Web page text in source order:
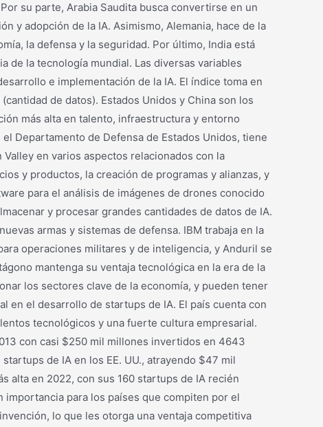
su parte, Arabia Saudita busca convertirse en un
y adopción de la IA. Asimismo, Alemania, hace de la
la defensa y la seguridad. Por último, India está
de la tecnología mundial. Las diversas variables
e implementación de la IA. El índice toma en
de datos). Estados Unidos y China son los
más alta en talento, infraestructura y entorno
Departamento de Defensa de Estados Unidos, tiene
en varios aspectos relacionados con la
y productos, la creación de programas y alianzas, y
para el análisis de imágenes de drones conocido
y procesar grandes cantidades de datos de IA.
armas y sistemas de defensa. IBM trabaja en la
operaciones militares y de inteligencia, y Anduril se
mantenga su ventaja tecnológica en la era de la
los sectores clave de la economía, y pueden tener
en el desarrollo de startups de IA. El país cuenta con
tecnológicos y una fuerte cultura empresarial.
con casi $250 mil millones invertidos en 4643
de IA en los EE. UU., atrayendo $47 mil
alta en 2022, con sus 160 startups de IA recién
para los países que compiten por el
lo que les otorga una ventaja competitiva